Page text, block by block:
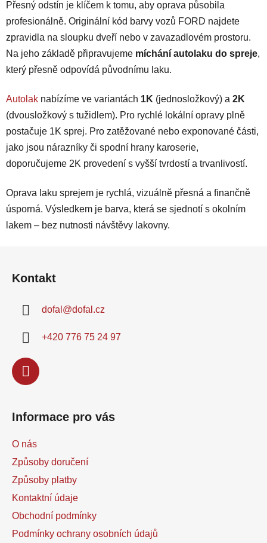
c
í
p
v
k
v
ý
p
i
s
u
n
í
Přesný odstín je klíčem k tomu, aby oprava působila
profesionálně. Originální kód barvy vozů FORD najdete
zpravidla na sloupku dveří nebo v zavazadlovém prostoru.
Na jeho základě připravujeme míchání autolaku do spreje,
který přesně odpovídá původnímu laku.
Autolak nabízíme ve variantách 1K (jednosložkový) a 2K
(dvousložkový s tužidlem). Pro rychlé lokální opravy plně
postačuje 1K sprej. Pro zatěžované nebo exponované části,
jako jsou nárazníky či spodní hrany karoserie,
doporučujeme 2K provedení s vyšší tvrdostí a trvanlivostí.
Oprava laku sprejem je rychlá, vizuálně přesná a finančně
úsporná. Výsledkem je barva, která se sjednotí s okolním
lakem – bez nutnosti návštěvy lakovny.
Kontakt
dofal @dofal.cz
+420 776 75 24 97
Informace pro vás
O nás
Způsoby doručení
Způsoby platby
Kontaktní údaje
Obchodní podmínky
Podmínky ochrany osobních údajů